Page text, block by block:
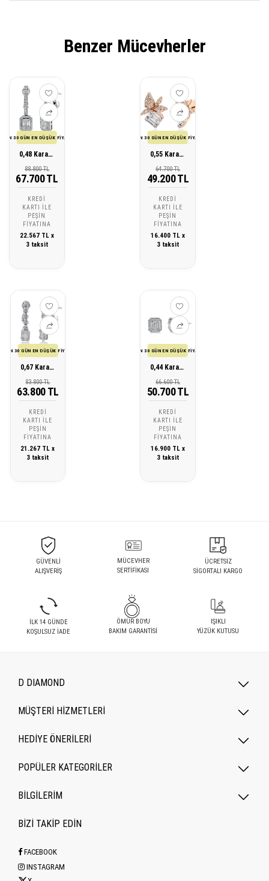
Benzer Mücevherler
SON 30 GÜN EN DÜŞÜK FİYATI
0,48 Karat Pırlanta Baget Küpe
88.800 TL
67.700 TL
KREDI
KARTI ILE
PEŞIN
FIYATINA
22.567 TL x
3 taksit
SON 30 GÜN EN DÜŞÜK FİYATI
0,55 Karat Pırlanta Baget Tasarım Küpe
64.700 TL
49.200 TL
KREDI
KARTI ILE
PEŞIN
FIYATINA
16.400 TL x
3 taksit
SON 30 GÜN EN DÜŞÜK FİYATI
0,67 Karat Pırlanta Baget Küpe
83.800 TL
63.800 TL
KREDI
KARTI ILE
PEŞIN
FIYATINA
21.267 TL x
3 taksit
SON 30 GÜN EN DÜŞÜK FİYATI
0,44 Karat Pırlanta Baget Küpe
66.600 TL
50.700 TL
KREDI
KARTI ILE
PEŞIN
FIYATINA
16.900 TL x
3 taksit
GÜVENLİ
ALIŞVERİŞ
MÜCEVHER
SERTİFİKASI
ÜCRETSİZ
SİGORTALI KARGO
İLK 14 GÜNDE
KOŞULSUZ İADE
ÖMÜR BOYU
BAKIM GARANTİSİ
IŞIKLI
YÜZÜK KUTUSU
D DIAMOND
MÜŞTERİ HİZMETLERİ
HEDİYE ÖNERİLERİ
POPÜLER KATEGORILER
BİLGİLERİM
BİZİ TAKİP EDİN
FACEBOOK
INSTAGRAM